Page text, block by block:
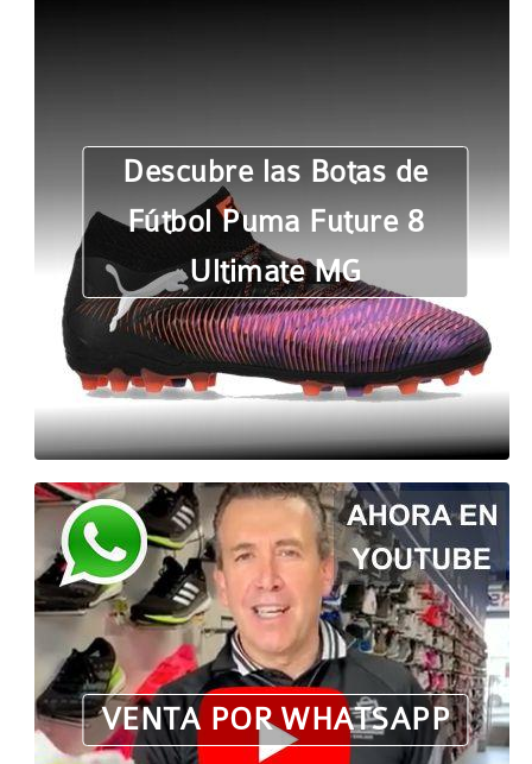
Descubre las Botas de
Fútbol Puma Future 8
Ultimate MG
VENTA POR WHATSAPP